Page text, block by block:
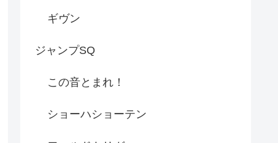
ギヴン
ジャンプSQ
この音とまれ！
ショーハショーテン